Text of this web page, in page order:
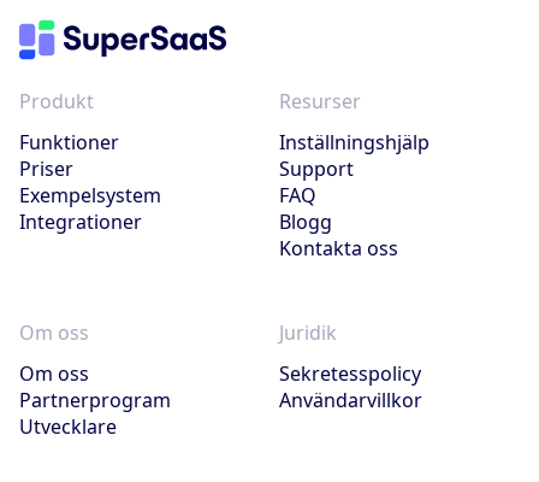
Produkt
Funktioner
Priser
Exempelsystem
Integrationer
Resurser
Inställningshjälp
Support
FAQ
Blogg
Kontakta oss
Om oss
Om oss
Partnerprogram
Utvecklare
Juridik
Sekretesspolicy
Användarvillkor